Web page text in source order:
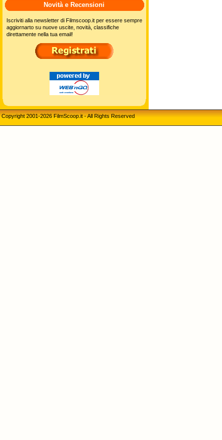
Novità e Recensioni
Iscriviti alla newsletter di Filmscoop.it per essere sempre
aggiornarto su nuove uscite, novità, classifiche
direttamente nella tua email!
Copyright 2001-2026 FilmScoop.it - All Rights Reserved